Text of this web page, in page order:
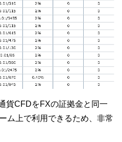
貨CFDをFXの証拠金と同一
ム上で利用できるため、非常